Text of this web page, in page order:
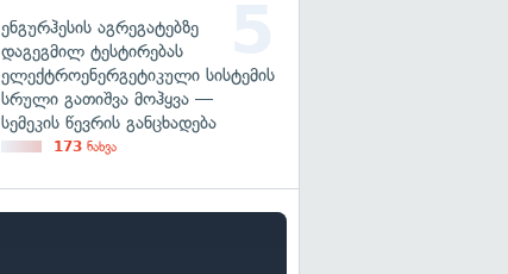
ენგურჰესის აგრეგატებზე
დაგეგმილ ტესტირებას
ელექტროენერგეტიკული სისტემის
სრული გათიშვა მოჰყვა —
სემეკის წევრის განცხადება
173 ნახვა